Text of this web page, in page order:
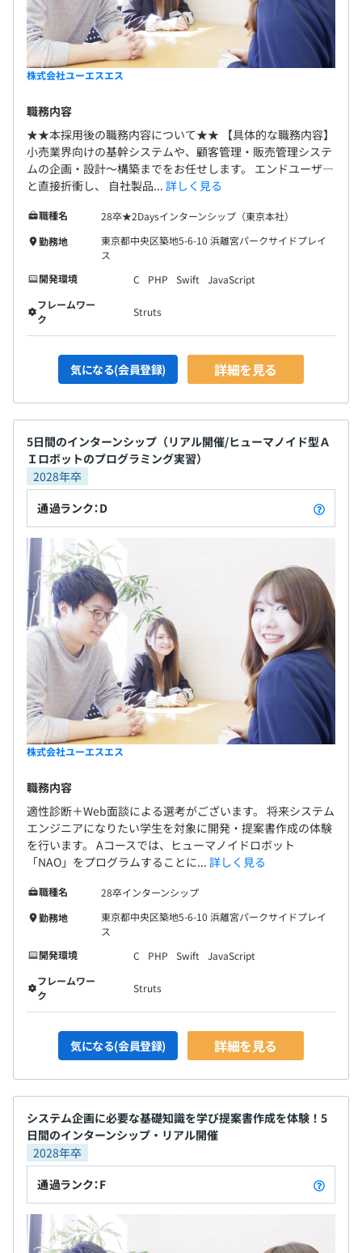
株式会社ユーエスエス
職務内容
★★本採用後の職務内容について★★ 【具体的な職務内容】
小売業界向けの基幹システムや、顧客管理・販売管理システ
ムの企画・設計〜構築までをお任せします。 エンドユーザ―
と直接折衝し、 自社製品... 詳しく見る
職種名
28卒★2Daysインターンシップ（東京本社）
勤務地
東京都中央区築地5-6-10 浜離宮パークサイドプレイ
ス
開発環境
C PHP Swift
JavaScript
フレームワー
ク
Struts
気になる(会員登録) 詳細を見る
5日間のインターンシップ（リアル開催/ヒューマノイド型Ａ
Ｉロボットのプログラミング実習）
2028年卒
通過ランク：D
株式会社ユーエスエス
職務内容
適性診断＋Web面談による選考がございます。 将来システム
エンジニアになりたい学生を対象に開発・提案書作成の体験
を行います。 Aコースでは、ヒューマノイドロボット
「NAO」をプログラムすることに... 詳しく見る
職種名
28卒インターンシップ
勤務地
東京都中央区築地5-6-10 浜離宮パークサイドプレイ
ス
開発環境
C PHP Swift
JavaScript
フレームワー
ク
Struts
気になる(会員登録) 詳細を見る
システム企画に必要な基礎知識を学び提案書作成を体験！5
日間のインターンシップ・リアル開催
2028年卒
通過ランク：F